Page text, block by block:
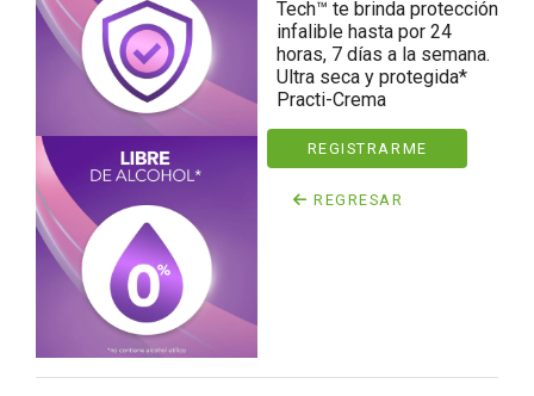
Tech™ te brinda protección
infalible hasta por 24
horas, 7 días a la semana.
Ultra seca y protegida*
Practi-Crema
REGISTRARME
REGRESAR